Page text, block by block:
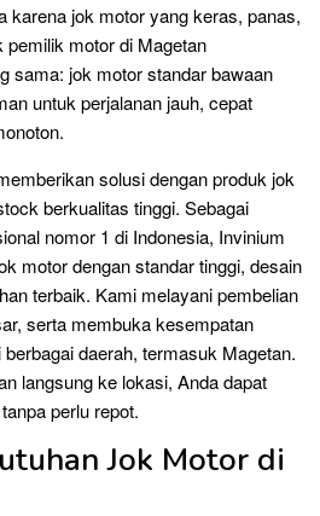
karena jok motor yang keras, panas,
motor di Magetan
sama: jok motor standar bawaan
untuk perjalanan jauh, cepat
solusi dengan produk jok
berkualitas tinggi. Sebagai
nomor 1 di Indonesia, Invinium
motor dengan standar tinggi, desain
terbaik. Kami melayani pembelian
serta membuka kesempatan
daerah, termasuk Magetan.
langsung ke lokasi, Anda dapat
perlu repot.
Jok Motor di